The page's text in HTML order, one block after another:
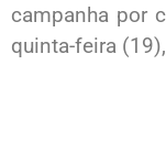
campanha por
quinta-feira